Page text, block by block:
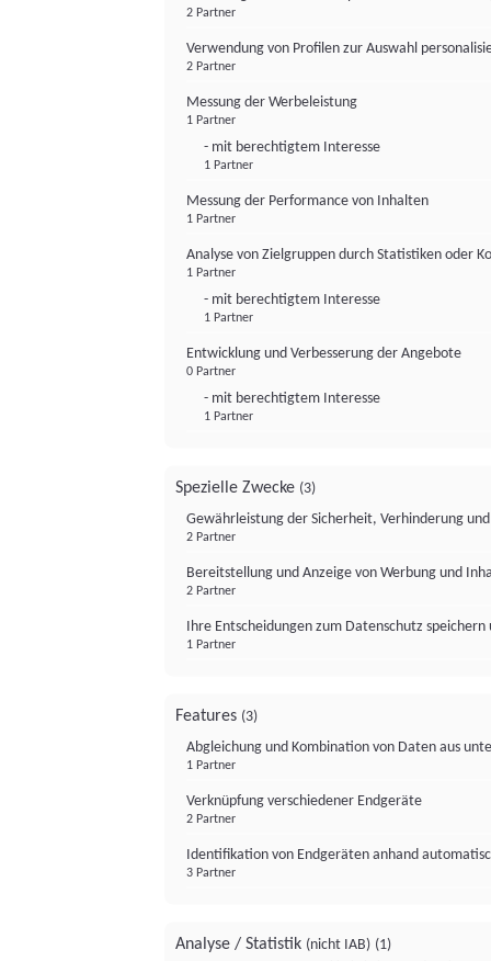
2 Partner
Verwendung von Profilen zur Auswahl
2 Partner
Messung der Werbeleistung
1 Partner
- mit berechtigtem Interesse
1 Partner
Messung der Performance von Inhalten
1 Partner
Analyse von Zielgruppen durch Statistiken oder
1 Partner
- mit berechtigtem Interesse
1 Partner
Entwicklung und Verbesserung der Angebote
0 Partner
- mit berechtigtem Interesse
1 Partner
Spezielle Zwecke (3)
Gewährleistung der Sicherheit, Verhinderung
2 Partner
Bereitstellung und Anzeige von Werbung und
2 Partner
Ihre Entscheidungen zum Datenschutz
1 Partner
Features (3)
Abgleichung und Kombination von Daten aus
1 Partner
Verknüpfung verschiedener Endgeräte
2 Partner
Identifikation von Endgeräten anhand
3 Partner
Analyse / Statistik (nicht IAB) (1)